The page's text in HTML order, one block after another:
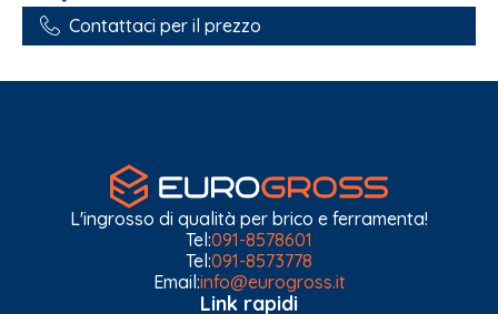
Contattaci per il prezzo
L'ingrosso di qualità per brico e ferramenta!
Tel:091-8578601
Tel:091-8573778
Email:info@eurogross.it
Link rapidi